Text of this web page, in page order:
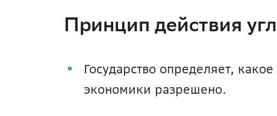
Принцип действия
Государство определяет,
экономики разрешено.